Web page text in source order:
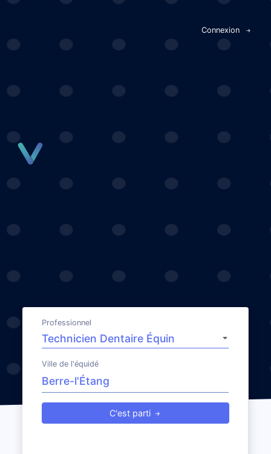
Connexion
Professionnel
Ville de l'équidé
C'est parti